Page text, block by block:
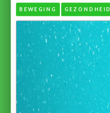
BEWEGING GEZONDHEID